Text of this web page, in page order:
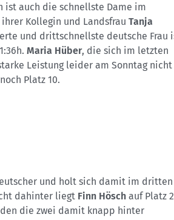
ist auch die schnellste Dame im
Kollegin und Landsfrau Tanja
und drittschnellste deutsche Frau
Maria Hüber, die sich im letzten
Leistung leider am Sonntag nicht
Platz 10.
und holt sich damit im dritten
dahinter liegt Finn Hösch auf Platz 2
die zwei damit knapp hinter